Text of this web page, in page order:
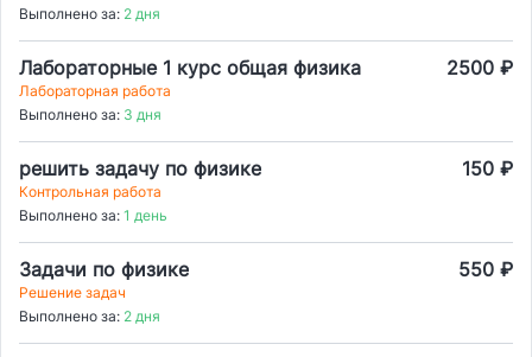
Выполнено за: 2 дня
Лабораторные 1 курс общая физика 2500 ₽
Лабораторная работа
Выполнено за: 3 дня
решить задачу по физике 150 ₽
Контрольная работа
Выполнено за: 1 день
Задачи по физике 550 ₽
Решение задач
Выполнено за: 2 дня